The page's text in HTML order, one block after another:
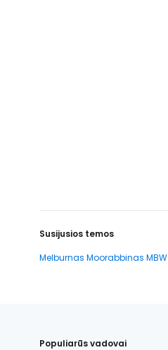
Susijusios temos
Melburnas Moorabbinas MBW
Populiarūs vadovai